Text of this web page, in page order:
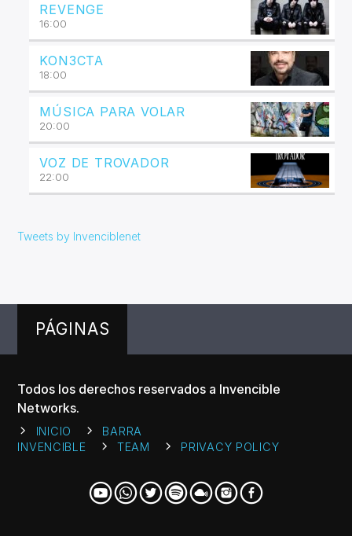
REVENGE
16:00
KON3CTA
18:00
MÚSICA PARA VOLAR
20:00
VOZ DE TROVADOR
22:00
Tweets by Invenciblenet
PÁGINAS
Todos los derechos reservados a Invencible
Networks.
INICIO
BARRA
INVENCIBLE
TEAM PRIVACY POLICY